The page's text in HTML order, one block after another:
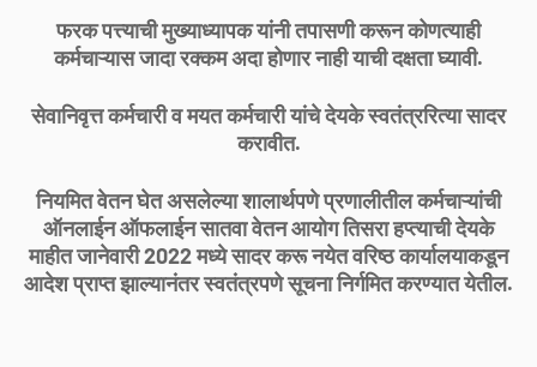
फरक पत्त्याची मुख्याध्यापक यांनी तपासणी करून कोणत्याही
कर्मचाऱ्यास जादा रक्कम अदा होणार नाही याची दक्षता घ्यावी.
सेवानिवृत्त कर्मचारी व मयत कर्मचारी यांचे देयके स्वतंत्ररित्या सादर
करावीत.
नियमित वेतन घेत असलेल्या शालार्थपणे प्रणालीतील कर्मचाऱ्यांची
ऑनलाईन ऑफलाईन सातवा वेतन आयोग तिसरा हप्त्याची देयके
माहीत जानेवारी 2022 मध्ये सादर करू नयेत वरिष्ठ कार्यालयाकडून
आदेश प्राप्त झाल्यानंतर स्वतंत्रपणे सूचना निर्गमित करण्यात येतील.